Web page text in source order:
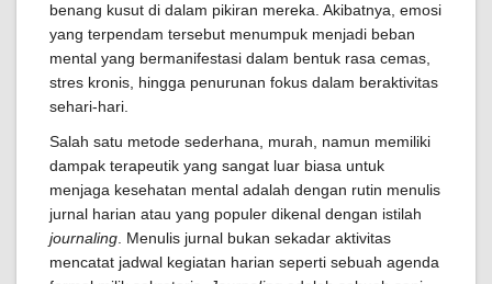
benang kusut di dalam pikiran mereka. Akibatnya, emosi
yang terpendam tersebut menumpuk menjadi beban
mental yang bermanifestasi dalam bentuk rasa cemas,
stres kronis, hingga penurunan fokus dalam beraktivitas
sehari-hari.
Salah satu metode sederhana, murah, namun memiliki
dampak terapeutik yang sangat luar biasa untuk
menjaga kesehatan mental adalah dengan rutin menulis
jurnal harian atau yang populer dikenal dengan istilah
journaling . Menulis jurnal bukan sekadar aktivitas
mencatat jadwal kegiatan harian seperti sebuah agenda